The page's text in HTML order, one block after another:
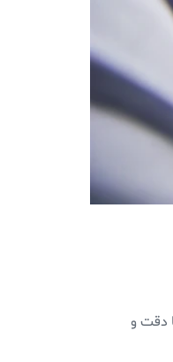
دقت و